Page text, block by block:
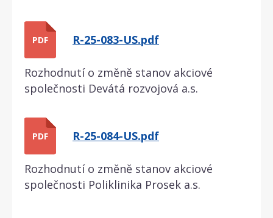
PDF R-25-083-US.pdf
Rozhodnutí o změně stanov akciové
společnosti Devátá rozvojová a.s.
PDF R-25-084-US.pdf
Rozhodnutí o změně stanov akciové
společnosti Poliklinika Prosek a.s.